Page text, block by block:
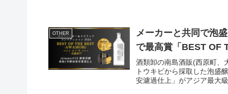
OTHER
メーカーと共同で泡
で最高賞「BEST OF
酒類卸の南島酒販(西原町、
トウキビから採取した泡盛
安濾過仕上」がアジア最大